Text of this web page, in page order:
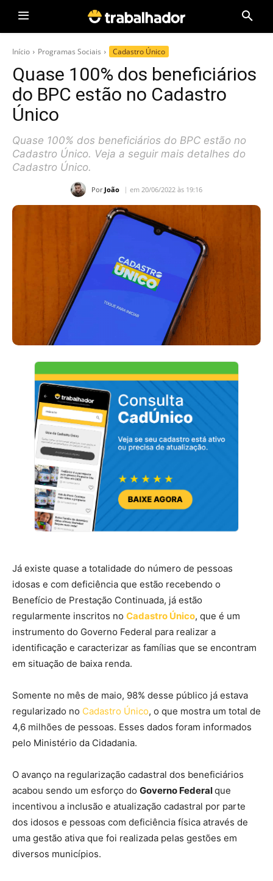
Início Programas Sociais Cadastro Único
Quase 100% dos beneficiários
do BPC estão no Cadastro
Único
Quase 100% dos beneficiários do BPC estão no
Cadastro Único. Veja a seguir mais detalhes do
Cadastro Único.
Por João em 20/06/2022 às 19:16
Já existe quase a totalidade do número de pessoas
idosas e com deficiência que estão recebendo o
Benefício de Prestação Continuada, já estão
regularmente inscritos no Cadastro Único, que é um
instrumento do Governo Federal para realizar a
identificação e caracterizar as famílias que se encontram
em situação de baixa renda.
Somente no mês de maio, 98% desse público já estava
regularizado no Cadastro Único, o que mostra um total de
4,6 milhões de pessoas. Esses dados foram informados
pelo Ministério da Cidadania.
O avanço na regularização cadastral dos beneficiários
acabou sendo um esforço do Governo Federalque
incentivou a inclusão e atualização cadastral por parte
dos idosos e pessoas com deficiência física através de
uma gestão ativa que foi realizada pelas gestões em
diversos municípios.